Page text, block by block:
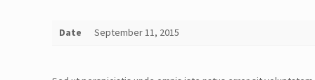
Date September 11, 2015
Follow Us!